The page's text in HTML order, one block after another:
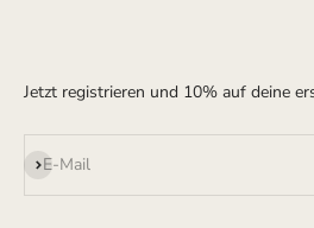
Jetzt registrieren und 10% auf deine
E-Mail
Abonnieren